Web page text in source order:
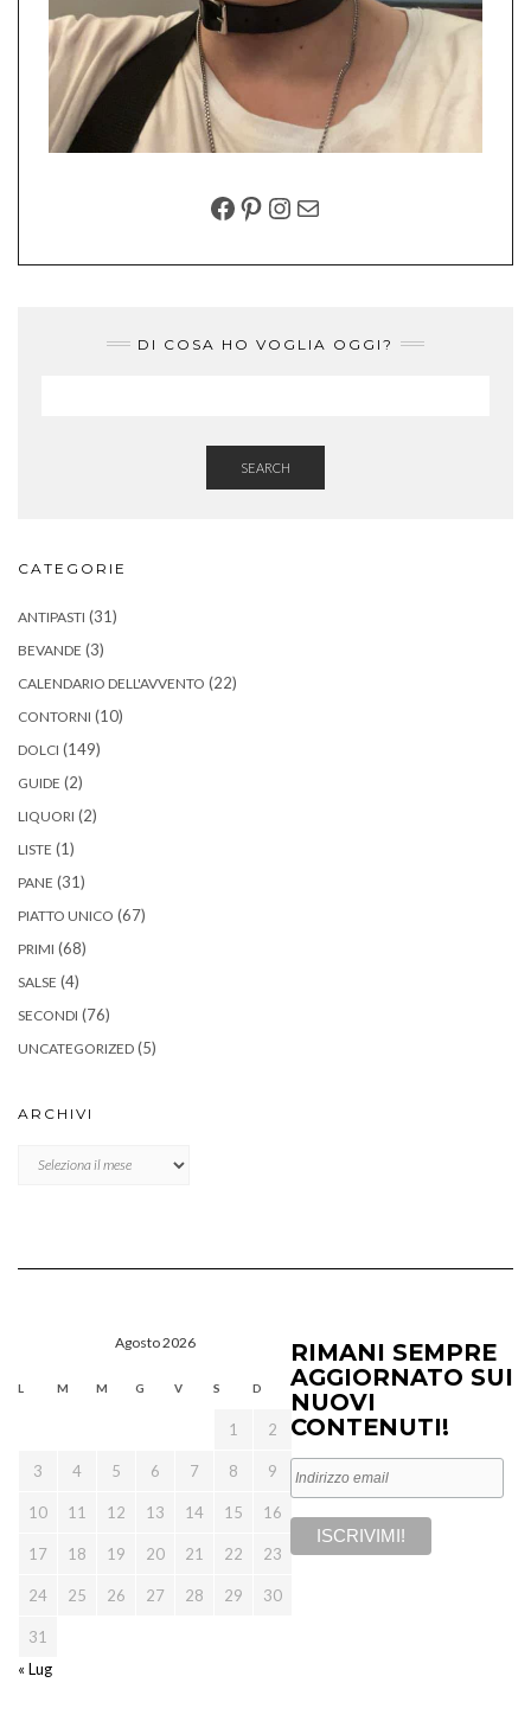
FACEBOOK
PINTEREST
INSTAGRAM
EMAIL
DI COSA HO VOGLIA OGGI?
SEARCH
CATEGORIE
ANTIPASTI (31)
BEVANDE (3)
CALENDARIO DELL'AVVENTO (22)
CONTORNI (10)
DOLCI (149)
GUIDE (2)
LIQUORI (2)
LISTE (1)
PANE (31)
PIATTO UNICO (67)
PRIMI (68)
SALSE (4)
SECONDI (76)
UNCATEGORIZED (5)
ARCHIVI
Agosto 2026
L M M G V S D
1 2
3 4 5 6 7 8 9
10 11 12 13 14 15 16
17 18 19 20 21 22 23
24 25 26 27 28 29 30
31
« Lug
RIMANI SEMPRE
AGGIORNATO SUI
NUOVI
CONTENUTI!